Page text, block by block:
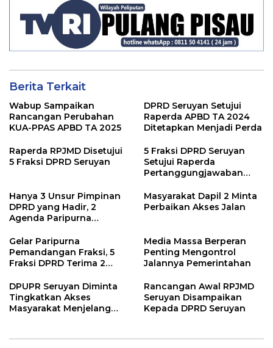
Berita Terkait
Wabup Sampaikan
Rancangan Perubahan
KUA-PPAS APBD TA 2025
DPRD Seruyan Setujui
Raperda APBD TA 2024
Ditetapkan Menjadi Perda
Raperda RPJMD Disetujui
5 Fraksi DPRD Seruyan
5 Fraksi DPRD Seruyan
Setujui Raperda
Pertanggungjawaban
2024
Hanya 3 Unsur Pimpinan
DPRD yang Hadir, 2
Agenda Paripurna
Masyarakat Dapil 2 Minta
Perbaikan Akses Jalan
Gelar Paripurna
Pemandangan Fraksi, 5
Fraksi DPRD Terima 2
Media Massa Berperan
Penting Mengontrol
Jalannya Pemerintahan
DPUPR Seruyan Diminta
Tingkatkan Akses
Masyarakat Menjelang
Rancangan Awal RPJMD
Seruyan Disampaikan
Kepada DPRD Seruyan